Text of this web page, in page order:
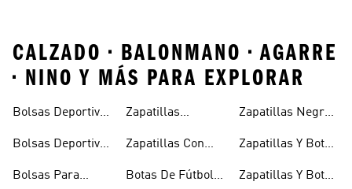
CALZADO • BALONMANO • AGARRE
• NINO Y MÁS PARA EXPLORAR
Bolsas Deportivas
Bolsas Deportivas
Bolsas Para
Niñas
Zapatillas
Niños
Zapatillas Con
Niños
Botas De Fútbol
Zapatillas Negras
Zapatillas Y Botas
Zapatillas Y Botas